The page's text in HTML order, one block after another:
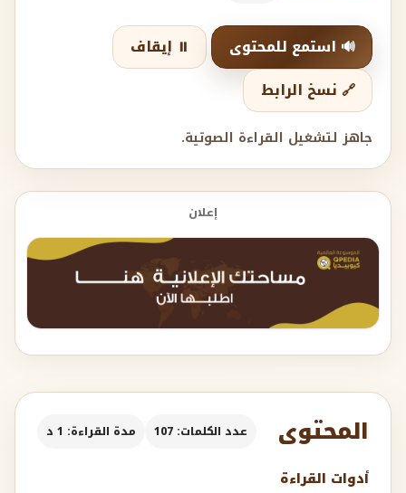
🔊 استمع للمحتوى
⏸️ إيقاف
🔗 نسخ الرابط
جاهز لتشغيل القراءة الصوتية.
إعلان
المحتوى عدد الكلمات: 107 مدة القراءة: 1 د
أدوات القراءة